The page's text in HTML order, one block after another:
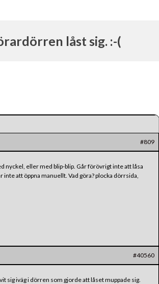
låst sig. :-(
#809
nyckel, eller med blip-blip. Går förövrigt inte att låsa
att öppna manuellt. Vad göra? plocka dörrsida,
#40560
sig iväg i dörren som gjorde att låset muppade sig.